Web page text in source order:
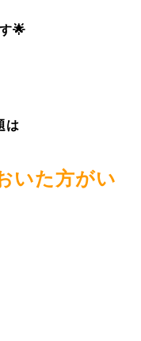
🌟
は
いた方がい